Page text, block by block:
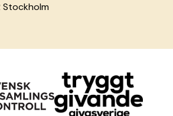
Stockholm